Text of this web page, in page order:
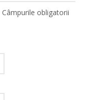
Câmpurile obligatorii